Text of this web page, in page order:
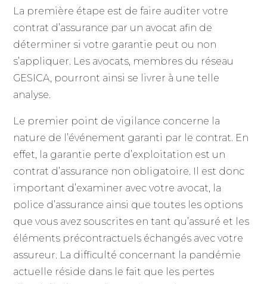
La première étape est de faire auditer votre
contrat d’assurance par un avocat afin de
déterminer si votre garantie peut ou non
s’appliquer. Les avocats, membres du réseau
GESICA, pourront ainsi se livrer à une telle
analyse.
Le premier point de vigilance concerne la
nature de l’événement garanti par le contrat. En
effet, la garantie perte d’exploitation est un
contrat d’assurance non obligatoire. Il est donc
important d’examiner avec votre avocat, la
police d’assurance ainsi que toutes les options
que vous avez souscrites en tant qu’assuré et les
éléments précontractuels échangés avec votre
assureur. La difficulté concernant la pandémie
actuelle réside dans le fait que les pertes